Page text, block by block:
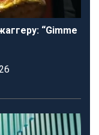
“Gimme